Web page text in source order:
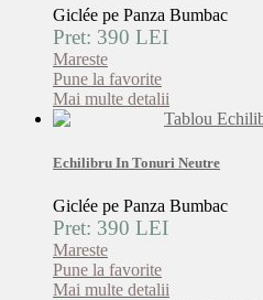
Giclée pe Panza Bumbac
Pret: 390 LEI
Mareste
Pune la favorite
Mai multe detalii
Echilibru In Tonuri Neutre
Giclée pe Panza Bumbac
Pret: 390 LEI
Mareste
Pune la favorite
Mai multe detalii